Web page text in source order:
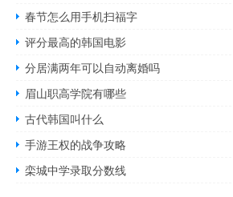
春节怎么用手机扫福字
评分最高的韩国电影
分居满两年可以自动离婚吗
眉山职高学院有哪些
古代韩国叫什么
手游王权的战争攻略
栾城中学录取分数线